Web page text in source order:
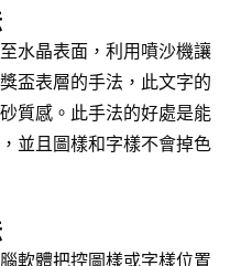
水晶表面，利用噴沙機讓
盃表層的手法，此文字的
質感。此手法的好處是能
並且圖樣和字樣不會掉色
軟體把控圖樣或字樣位置